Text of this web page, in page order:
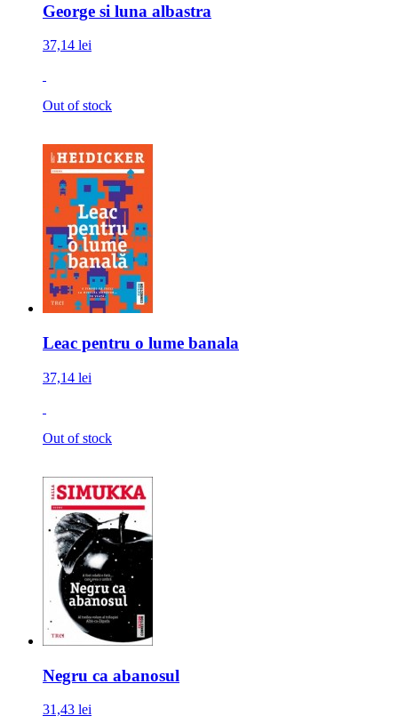
George si luna albastra
37,14 lei
Out of stock
Leac pentru o lume banala
37,14 lei
Out of stock
Negru ca abanosul
31,43 lei